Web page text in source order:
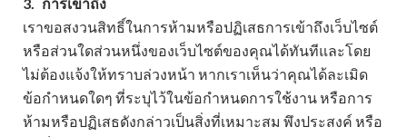
เราขอสงวนสิทธิ์ในการห้ามหรือปฏิเสธการเข้าถึงเว็บไซต์
หรือส่วนใดส่วนหนึ่งของเว็บไซต์ของคุณได้ทันทีและโดย
ไม่ต้องแจ้งให้ทราบล่วงหน้า หากเราเห็นว่าคุณได้ละเมิด
ข้อกำหนดใดๆ ที่ระบุไว้ในข้อกำหนดการใช้งาน หรือการ
ห้ามหรือปฏิเสธดังกล่าวเป็นสิ่งที่เหมาะสม พึงประสงค์ หรือ